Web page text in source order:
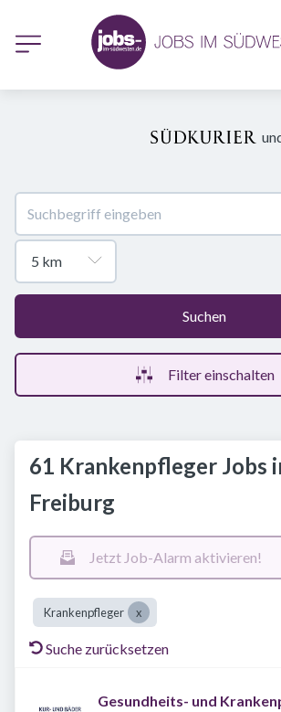
Suchen
Filter einschalten
61 Krankenpfleger Jobs
Freiburg
Jetzt Job-Alarm aktivieren!
Krankenpfleger
Suche zurücksetzen
Gesundheits- und